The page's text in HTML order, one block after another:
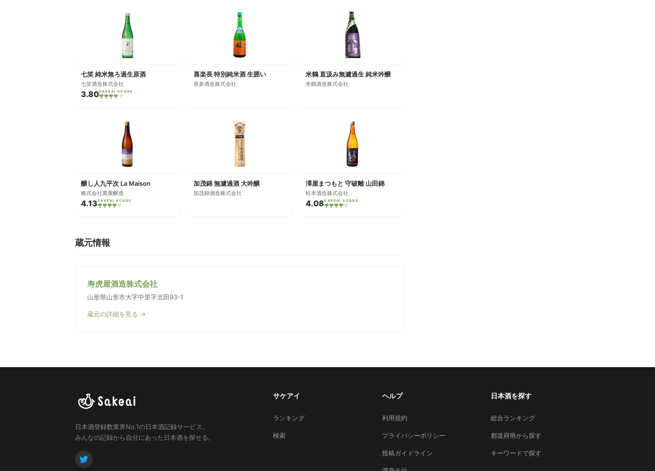
七笑 純米無ろ過生原酒
七笑酒造株式会社
3.80SAKEAI SCORE
喜楽長 特別純米酒 生囲い
喜多酒造株式会社
米鶴 直汲み無濾過生 純米吟醸
米鶴酒造株式会社
醸し人九平次 La Maison
株式会社萬乗醸造
4.13SAKEAI SCORE
加茂錦 無濾過酒 大吟醸
加茂錦酒造株式会社
澤屋まつもと 守破離 山田錦
松本酒造株式会社
4.08SAKEAI SCORE
蔵元情報
寿虎屋酒造株式会社
山形県山形市大字中里字北田93-1
蔵元の詳細を見る →
日本酒登録数業界No.1の日本酒記録サービス。
みんなの記録から自分にあった日本酒を探せる。
サケアイ
ランキング
検索
ヘルプ
利用規約
プライバシーポリシー
投稿ガイドライン
日本酒を探す
総合ランキング
都道府県から探す
キーワードで探す